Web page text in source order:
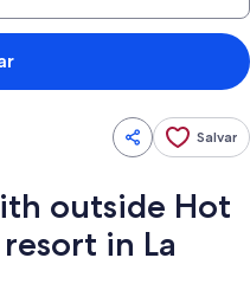
Salvar
outside Hot
in La